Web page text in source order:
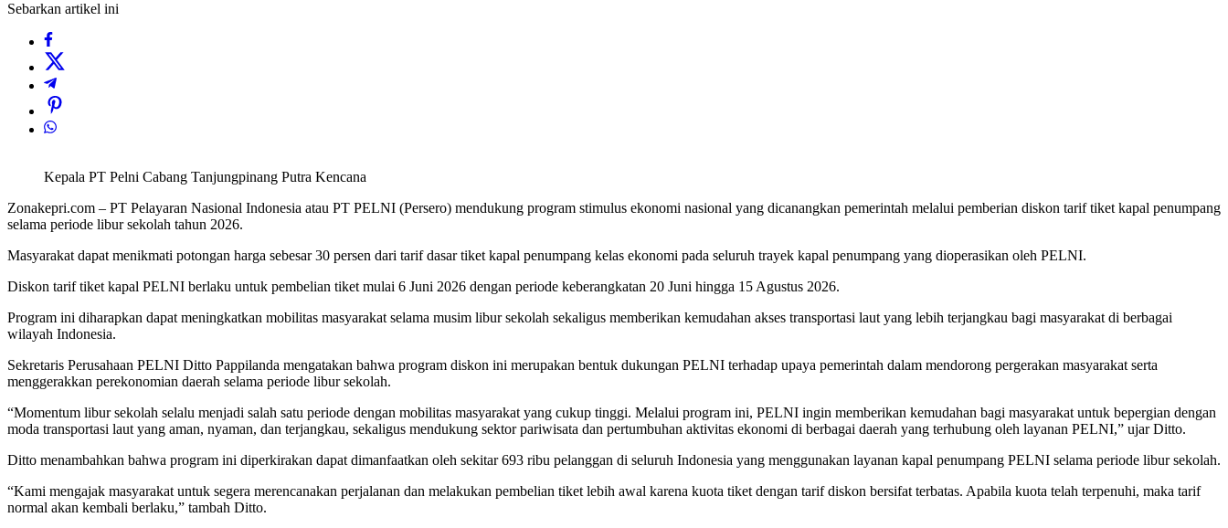
Sebarkan artikel ini
Kepala PT Pelni Cabang Tanjungpinang Putra Kencana
Zonakepri.com – PT Pelayaran Nasional Indonesia atau PT PELNI (Persero) mendukung program stimulus ekonomi nasional yang dicanangkan pemerintah melalui pemberian diskon tarif tiket kapal penumpang
selama periode libur sekolah tahun 2026.
Masyarakat dapat menikmati potongan harga sebesar 30 persen dari tarif dasar tiket kapal penumpang kelas ekonomi pada seluruh trayek kapal penumpang yang dioperasikan oleh PELNI.
Diskon tarif tiket kapal PELNI berlaku untuk pembelian tiket mulai 6 Juni 2026 dengan periode keberangkatan 20 Juni hingga 15 Agustus 2026.
Program ini diharapkan dapat meningkatkan mobilitas masyarakat selama musim libur sekolah sekaligus memberikan kemudahan akses transportasi laut yang lebih terjangkau bagi masyarakat di berbagai
wilayah Indonesia.
Sekretaris Perusahaan PELNI Ditto Pappilanda mengatakan bahwa program diskon ini merupakan bentuk dukungan PELNI terhadap upaya pemerintah dalam mendorong pergerakan masyarakat serta
menggerakkan perekonomian daerah selama periode libur sekolah.
“Momentum libur sekolah selalu menjadi salah satu periode dengan mobilitas masyarakat yang cukup tinggi. Melalui program ini, PELNI ingin memberikan kemudahan bagi masyarakat untuk bepergian dengan
moda transportasi laut yang aman, nyaman, dan terjangkau, sekaligus mendukung sektor pariwisata dan pertumbuhan aktivitas ekonomi di berbagai daerah yang terhubung oleh layanan PELNI,” ujar Ditto.
Ditto menambahkan bahwa program ini diperkirakan dapat dimanfaatkan oleh sekitar 693 ribu pelanggan di seluruh Indonesia yang menggunakan layanan kapal penumpang PELNI selama periode libur sekolah.
“Kami mengajak masyarakat untuk segera merencanakan perjalanan dan melakukan pembelian tiket lebih awal karena kuota tiket dengan tarif diskon bersifat terbatas. Apabila kuota telah terpenuhi, maka tarif
normal akan kembali berlaku,” tambah Ditto.